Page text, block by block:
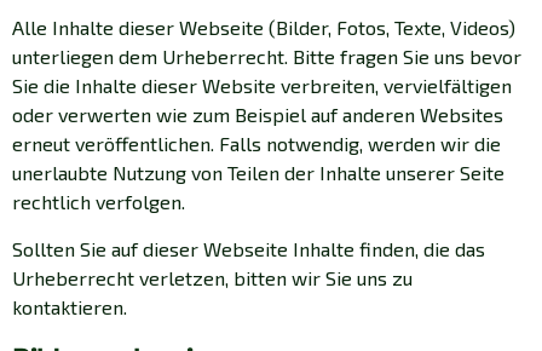
Alle Inhalte dieser Webseite (Bilder, Fotos, Texte, Videos)
unterliegen dem Urheberrecht. Bitte fragen Sie uns bevor
Sie die Inhalte dieser Website verbreiten, vervielfältigen
oder verwerten wie zum Beispiel auf anderen Websites
erneut veröffentlichen. Falls notwendig, werden wir die
unerlaubte Nutzung von Teilen der Inhalte unserer Seite
rechtlich verfolgen.
Sollten Sie auf dieser Webseite Inhalte finden, die das
Urheberrecht verletzen, bitten wir Sie uns zu
kontaktieren.